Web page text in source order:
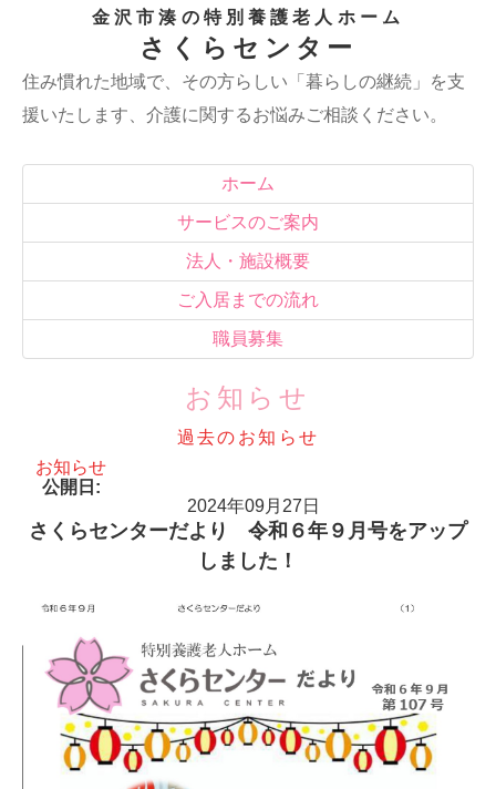
金沢市湊の特別養護老人ホーム
さくらセンター
住み慣れた地域で、その方らしい「暮らしの継続」を支
援いたします、介護に関するお悩みご相談ください。
ホーム
サービスのご案内
法人・施設概要
ご入居までの流れ
職員募集
お知らせ
過去のお知らせ
お知らせ
公開日:
2024年09月27日
さくらセンターだより 令和６年９月号をアップ
しました！